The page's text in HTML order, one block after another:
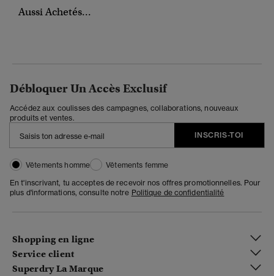
Aussi Achetés...
Débloquer Un Accès Exclusif
Accédez aux coulisses des campagnes, collaborations, nouveaux
produits et ventes.
INSCRIS-TOI
Vêtements homme
Vêtements femme
En t'inscrivant, tu acceptes de recevoir nos offres promotionnelles. Pour
plus d'informations, consulte notre Politique de confidentialité
Shopping en ligne
Service client
Superdry La Marque